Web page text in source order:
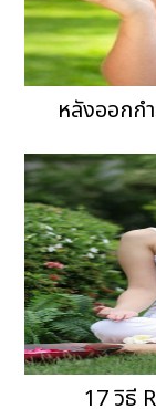
หลังออกก
17 วิธี